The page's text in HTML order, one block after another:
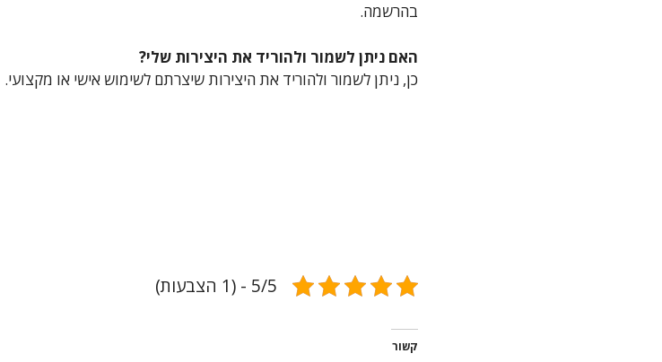
בהרשמה.
האם ניתן לשמור ולהוריד את היצירות שלי?
כן, ניתן לשמור ולהוריד את היצירות שיצרתם לשימוש אישי או מקצועי.
5/5 - (1 הצבעות)
קשור